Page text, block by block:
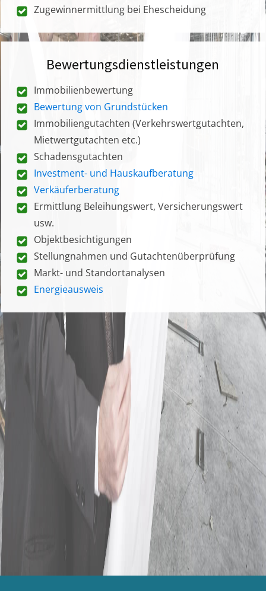
Zugewinnermittlung bei Ehescheidung
Bewertungsdienstleistungen
Immobilienbewertung
Bewertung von Grundstücken
Immobiliengutachten (Verkehrswertgutachten,
Mietwertgutachten etc.)
Schadensgutachten
Investment- und Hauskaufberatung
Verkäuferberatung
Ermittlung Beleihungswert, Versicherungswert
usw.
Objektbesichtigungen
Stellungnahmen und Gutachtenüberprüfung
Markt- und Standortanalysen
Energieausweis